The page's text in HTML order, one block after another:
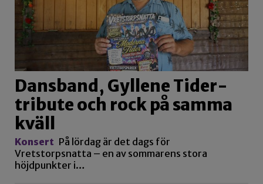
Dansband, Gyllene Tider-
tribute och rock på samma
kväll
Konsert På lördag är det dags för
Vretstorpsnatta – en av sommarens stora
höjdpunkter i…